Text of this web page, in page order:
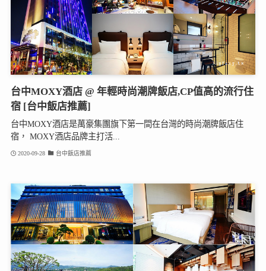
台中MOXY酒店 @ 年輕時尚潮牌飯店,CP值高的流行住
宿 [台中飯店推薦]
台中MOXY酒店是萬豪集團旗下第一間在台灣的時尚潮牌飯店住
宿， MOXY酒店品牌主打活...
2020-09-28 台中飯店推薦